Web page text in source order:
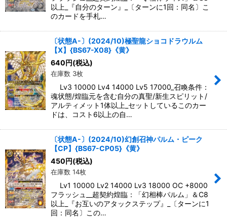
以上_『自分のターン』_〔ターンに1回：同名〕こ
のカードを手札…
〔状態A-〕(2024/10)極聖龍ショコドラウルム
【X】{BS67-X08}《黄》
640 円(税込)
在庫数 3枚
Lv3 10000 Lv4 14000 Lv5 17000_召喚条件：
魂状態/煌臨元を含む自分の真聖/新生スピリット/
アルティメット1体以上_セットしているこのカー
ドは、コスト6以上の自…
〔状態A-〕(2024/10)幻創召神パルム・ピーク
【CP】{BS67-CP05}《黄》
450 円(税込)
在庫数 14枚
Lv1 10000 Lv2 14000 Lv3 18000 OC +8000
フラッシュ__超契約煌臨：「幻相棒パルム」＆C8
以上_『お互いのアタックステップ』_〔ターンに1
回：同名〕この…